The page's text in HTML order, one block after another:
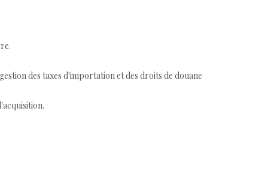
des taxes d'importation et des droits de douane